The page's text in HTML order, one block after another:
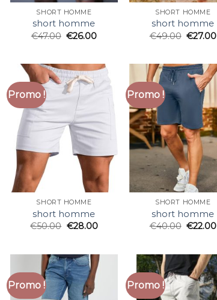
SHORT HOMME
short homme
€47.00 €26.00
SHORT HOMME
short homme
€49.00 €27.00
Promo !
SHORT HOMME
short homme
€50.00 €28.00
Promo !
SHORT HOMME
short homme
€40.00 €22.00
Promo ! Promo !